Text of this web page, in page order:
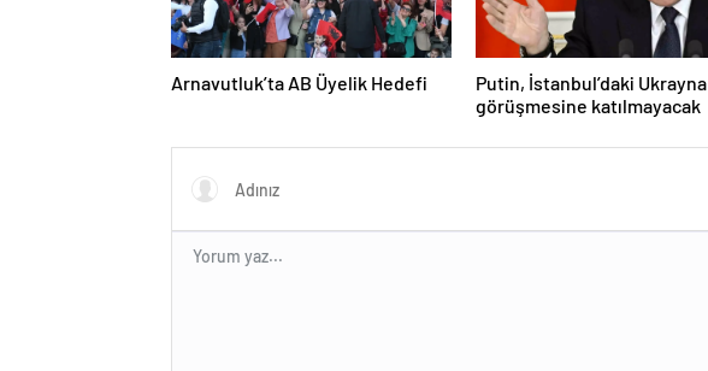
Arnavutluk’ta AB Üyelik Hedefi
Putin, İstanbul’daki Ukrayna
görüşmesine katılmayacak